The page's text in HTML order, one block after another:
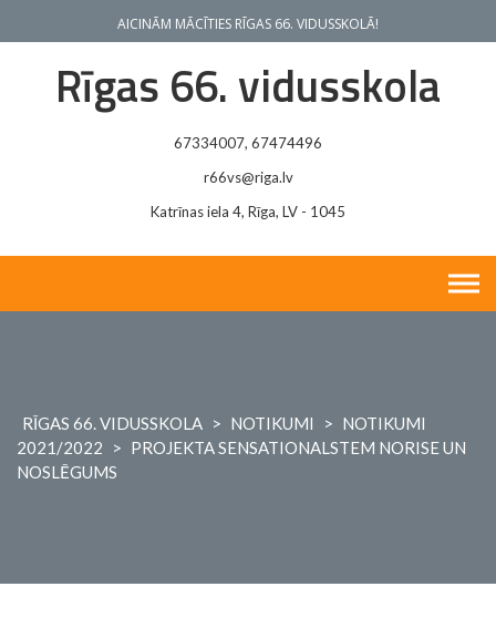
AICINĀM MĀCĪTIES RĪGAS 66. VIDUSSKOLĀ!
Rīgas 66. vidusskola
67334007, 67474496
r66vs@riga.lv
Katrīnas iela 4, Rīga, LV - 1045
RĪGAS 66. VIDUSSKOLA > NOTIKUMI > NOTIKUMI
2021/2022
> PROJEKTA SENSATIONALSTEM NORISE UN
NOSLĒGUMS